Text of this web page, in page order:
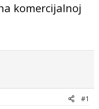
komercijalnoj
#1